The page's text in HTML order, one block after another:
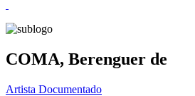
COMA, Berenguer de
Artista Documentado